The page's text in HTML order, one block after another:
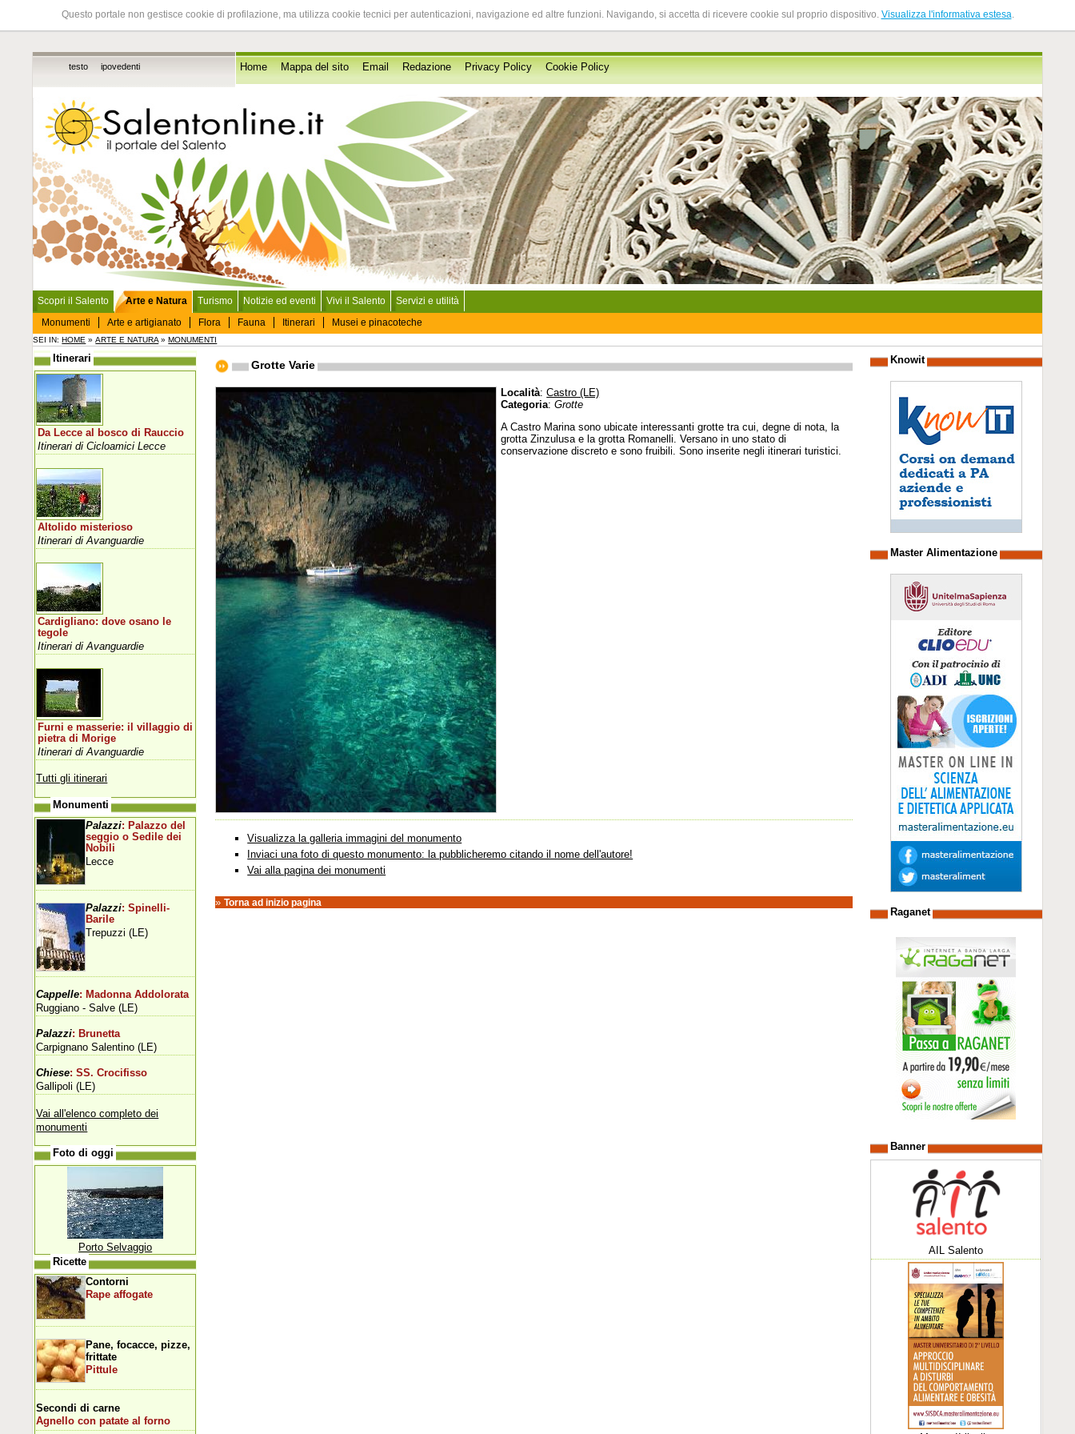
Questo portale non gestisce cookie di profilazione, ma utilizza cookie tecnici per autenticazioni, navigazione ed altre funzioni. Navigando, si accetta di ricevere cookie sul proprio dispositivo. Visualizza l'informativa estesa.
testo ipovedenti Home Mappa del sito Email Redazione Privacy Policy Cookie Policy
Scopri il Salento
Arte e Natura
Monumenti
Arte e artigianato Flora Fauna Itinerari Musei e pinacoteche
Turismo Notizie ed eventi Vivi il Salento Servizi e utilità
SEI IN:HOME »ARTE E NATURA »MONUMENTI
Grotte Varie
Località:Castro (LE)
Categoria:Grotte
A Castro Marina sono ubicate interessanti grotte tra cui, degne di nota, la
grotta Zinzulusa e la grotta Romanelli. Versano in uno stato di
conservazione discreto e sono fruibili. Sono inserite negli itinerari turistici.
Visualizza la galleria immagini del monumento
Inviaci una foto di questo monumento: la pubblicheremo citando il nome dell'autore!
Vai alla pagina dei monumenti
»Torna ad inizio pagina
Itinerari
Da Lecce al bosco di Rauccio
Itinerari di Cicloamici Lecce
Altolido misterioso
Itinerari di Avanguardie
Cardigliano: dove osano le
tegole
Itinerari di Avanguardie
Furni e masserie: il villaggio di
pietra di Morige
Itinerari di Avanguardie
Tutti gli itinerari
Monumenti
Palazzi: Palazzo del
seggio o Sedile dei
Nobili
Lecce
Palazzi: Spinelli-
Barile
Trepuzzi (LE)
Cappelle: Madonna Addolorata
Ruggiano - Salve (LE)
Palazzi: Brunetta
Carpignano Salentino (LE)
Chiese: SS. Crocifisso
Gallipoli (LE)
Vai all'elenco completo dei
monumenti
Foto di oggi
Porto Selvaggio
Ricette
Contorni
Rape affogate
Pane, focacce, pizze,
frittate
Pittule
Secondi di carne
Agnello con patate al forno
Knowit
Master Alimentazione
Raganet
Banner
AIL Salento